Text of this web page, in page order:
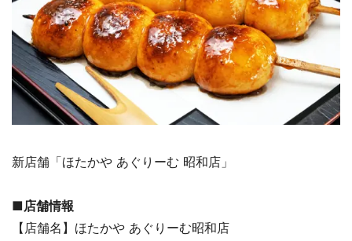
新店舗「ほたかや あぐりーむ 昭和店」
■店舗情報
【店舗名】ほたかや あぐりーむ昭和店